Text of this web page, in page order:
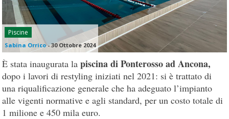
Piscine
Sabina Orrico-30 Ottobre 2024
È stata inaugurata lapiscina di Ponterosso ad Ancona,
dopo i lavori di restyling iniziati nel 2021: si è trattato di
una riqualificazione generale che ha adeguato l’impianto
alle vigenti normative e agli standard, per un costo totale di
1 milione e 450 mila euro.